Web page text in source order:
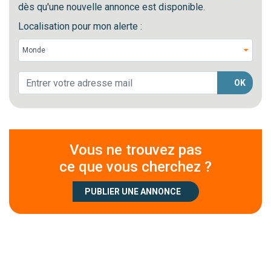
dès qu'une nouvelle annonce est disponible.
Localisation pour mon alerte :
OK
Vous ne trouvez pas
ce que vous cherchez ?
PUBLIER UNE ANNONCE